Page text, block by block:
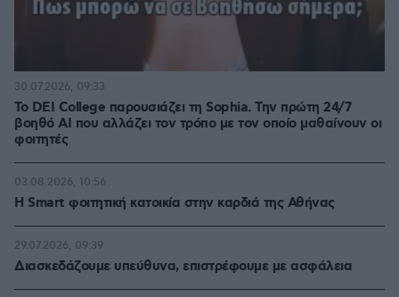
Το DEI College παρουσιάζει τη Sophia. Την πρώτη 24/7
βοηθό AI που αλλάζει τον τρόπο με τον οποίο μαθαίνουν οι
φοιτητές
30.07.2026, 09:33
Η Smart φοιτητική κατοικία στην καρδιά της Αθήνας
03.08.2026, 10:56
Διασκεδάζουμε υπεύθυνα, επιστρέφουμε με ασφάλεια
29.07.2026, 09:39